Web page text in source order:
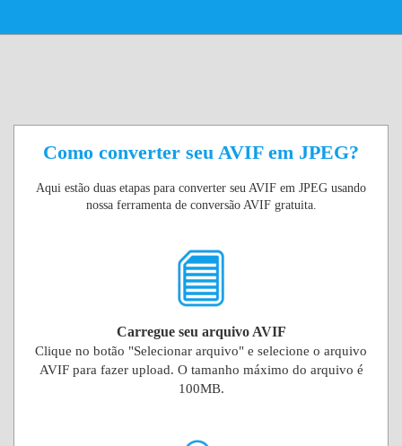
Como converter seu AVIF em JPEG?
Aqui estão duas etapas para converter seu AVIF em JPEG usando
nossa ferramenta de conversão AVIF gratuita.
Carregue seu arquivo AVIF
Clique no botão "Selecionar arquivo" e selecione o arquivo
AVIF para fazer upload. O tamanho máximo do arquivo é
100MB.